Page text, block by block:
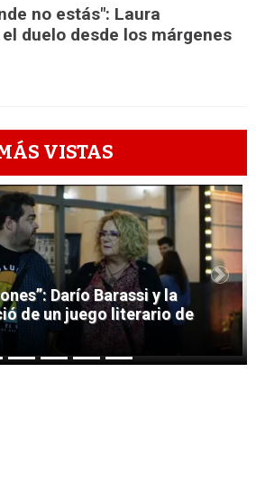
no estás": Laura
duelo desde los márgenes
VISTAS
1
Darío Barassi y la
de un juego literario de
Next